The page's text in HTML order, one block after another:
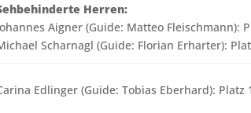
Herren:
Aigner (Guide: Matteo Fleischmann):
Scharnagl (Guide: Florian Erharter):
Edlinger (Guide: Tobias Eberhard): Platz